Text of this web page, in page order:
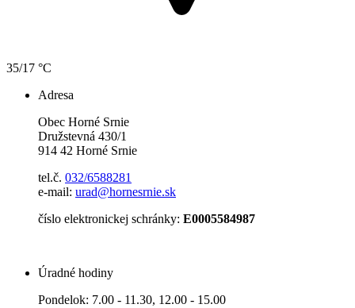
35/17 °C
Adresa
Obec Horné Srnie
Družstevná 430/1
914 42 Horné Srnie
tel.č. 032/6588281
e-mail: urad@hornesrnie.sk
číslo elektronickej schránky: E0005584987
Úradné hodiny
Pondelok: 7.00 - 11.30, 12.00 - 15.00